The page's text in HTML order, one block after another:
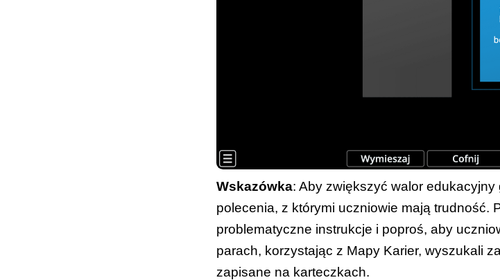
Wskazówka: Aby zwiększyć walor
polecenia, z którymi uczniowie mają trudność.
problematyczne instrukcje i poproś, aby
parach, korzystając z Mapy Karier, wyszukali
zapisane na karteczkach.